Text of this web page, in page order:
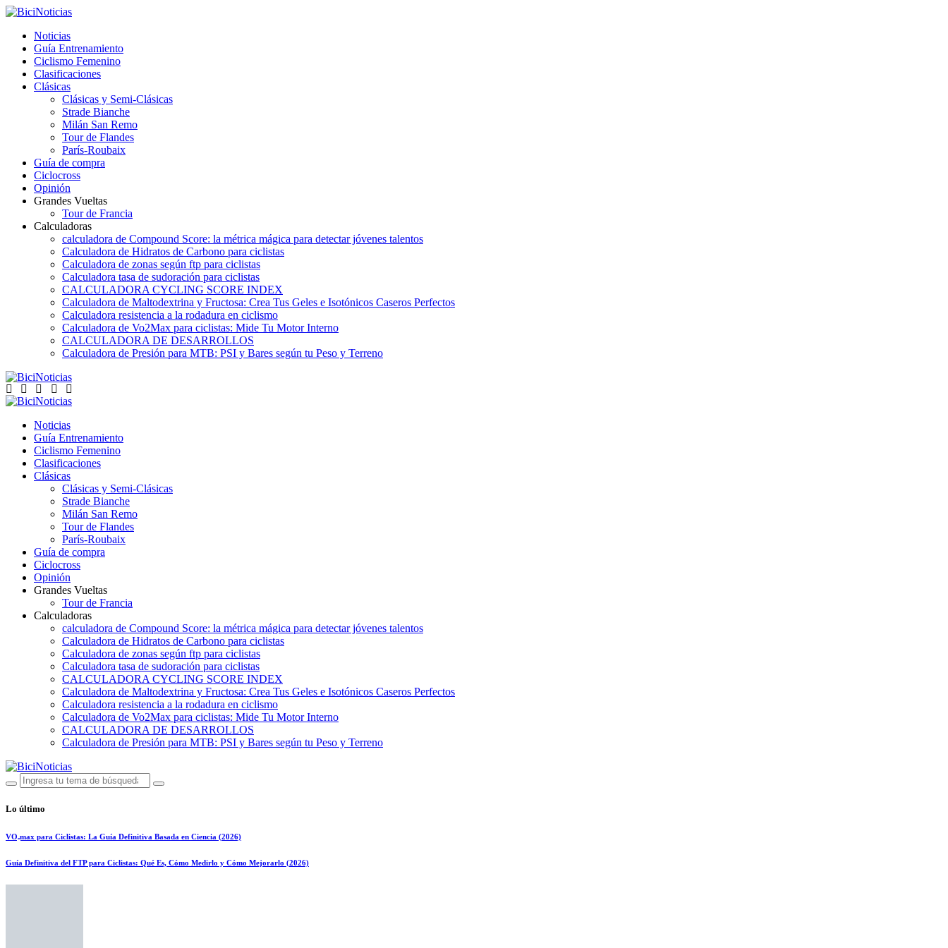
Noticias
Guía Entrenamiento
Ciclismo Femenino
Clasificaciones
Clásicas
Clásicas y Semi-Clásicas
Strade Bianche
Milán San Remo
Tour de Flandes
París-Roubaix
Guía de compra
Ciclocross
Opinión
Grandes Vueltas
Tour de Francia
Calculadoras
calculadora de Compound Score: la métrica mágica para detectar jóvenes talentos
Calculadora de Hidratos de Carbono para ciclistas
Calculadora de zonas según ftp para ciclistas
Calculadora tasa de sudoración para ciclistas
CALCULADORA CYCLING SCORE INDEX
Calculadora de Maltodextrina y Fructosa: Crea Tus Geles e Isotónicos Caseros Perfectos
Calculadora resistencia a la rodadura en ciclismo
Calculadora de Vo2Max para ciclistas: Mide Tu Motor Interno
CALCULADORA DE DESARROLLOS
Calculadora de Presión para MTB: PSI y Bares según tu Peso y Terreno
Noticias
Guía Entrenamiento
Ciclismo Femenino
Clasificaciones
Clásicas
Clásicas y Semi-Clásicas
Strade Bianche
Milán San Remo
Tour de Flandes
París-Roubaix
Guía de compra
Ciclocross
Opinión
Grandes Vueltas
Tour de Francia
Calculadoras
calculadora de Compound Score: la métrica mágica para detectar jóvenes talentos
Calculadora de Hidratos de Carbono para ciclistas
Calculadora de zonas según ftp para ciclistas
Calculadora tasa de sudoración para ciclistas
CALCULADORA CYCLING SCORE INDEX
Calculadora de Maltodextrina y Fructosa: Crea Tus Geles e Isotónicos Caseros Perfectos
Calculadora resistencia a la rodadura en ciclismo
Calculadora de Vo2Max para ciclistas: Mide Tu Motor Interno
CALCULADORA DE DESARROLLOS
Calculadora de Presión para MTB: PSI y Bares según tu Peso y Terreno
Lo último
VO₂max para Ciclistas: La Guía Definitiva Basada en Ciencia (2026)
Guía Definitiva del FTP para Ciclistas: Qué Es, Cómo Medirlo y Cómo Mejorarlo (2026)